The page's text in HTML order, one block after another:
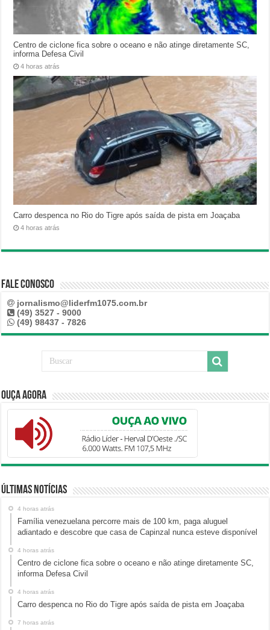
Centro de ciclone fica sobre o oceano e não atinge diretamente SC,
informa Defesa Civil
4 horas atrás
Carro despenca no Rio do Tigre após saída de pista em Joaçaba
4 horas atrás
Fale Conosco
jornalismo@liderfm1075.com.br
(49) 3527 - 9000
(49) 98437 - 7826
Ouça Agora
Últimas Notícias
4 horas atrás
Família venezuelana percorre mais de 100 km, paga aluguel
adiantado e descobre que casa de Capinzal nunca esteve disponível
4 horas atrás
Centro de ciclone fica sobre o oceano e não atinge diretamente SC,
informa Defesa Civil
4 horas atrás
Carro despenca no Rio do Tigre após saída de pista em Joaçaba
7 horas atrás